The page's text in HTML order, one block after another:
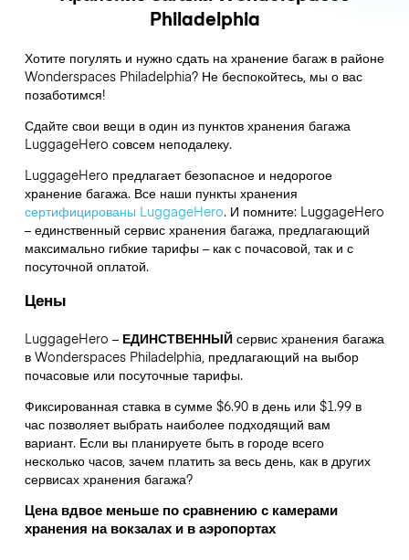
Philadelphia
Хотите погулять и нужно сдать на хранение багаж в районе
Wonderspaces Philadelphia? Не беспокойтесь, мы о вас
позаботимся!
Сдайте свои вещи в один из пунктов хранения багажа
LuggageHero совсем неподалеку.
LuggageHero предлагает безопасное и недорогое
хранение багажа. Все наши пункты хранения
сертифицированы LuggageHero. И помните: LuggageHero
– единственный сервис хранения багажа, предлагающий
максимально гибкие тарифы – как с почасовой, так и с
посуточной оплатой.
Цены
LuggageHero – ЕДИНСТВЕННЫЙсервис хранения багажа
в Wonderspaces Philadelphia, предлагающий на выбор
почасовые или посуточные тарифы.
Фиксированная ставка в сумме $6.90 в день или $1.99 в
час позволяет выбрать наиболее подходящий вам
вариант. Если вы планируете быть в городе всего
несколько часов, зачем платить за весь день, как в других
сервисах хранения багажа?
Цена вдвое меньше по сравнению с камерами
хранения на вокзалах и в аэропортах